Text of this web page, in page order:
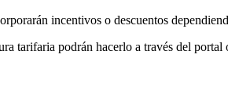
incentivos o descuentos
tarifaria podrán hacerlo a través del